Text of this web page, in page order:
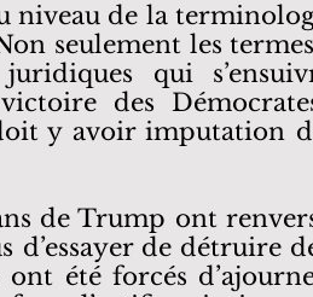
niveau de la
seulement les
qui
des
y avoir imputation
de Trump ont
de détruire
été forcés